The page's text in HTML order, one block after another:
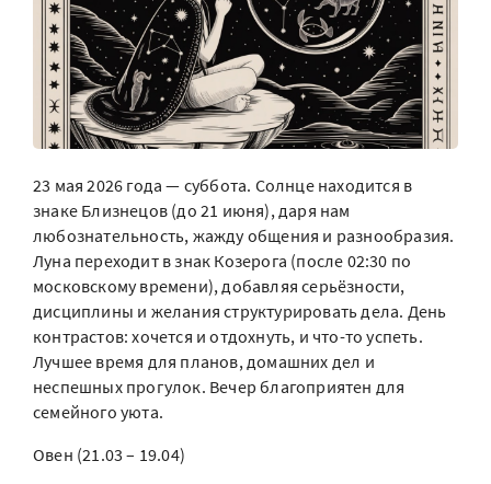
23 мая 2026 года — суббота. Солнце находится в
знаке Близнецов (до 21 июня), даря нам
любознательность, жажду общения и разнообразия.
Луна переходит в знак Козерога (после 02:30 по
московскому времени), добавляя серьёзности,
дисциплины и желания структурировать дела. День
контрастов: хочется и отдохнуть, и что-то успеть.
Лучшее время для планов, домашних дел и
неспешных прогулок. Вечер благоприятен для
семейного уюта.
Овен (21.03 – 19.04)